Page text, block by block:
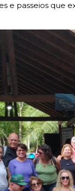
e passeios que